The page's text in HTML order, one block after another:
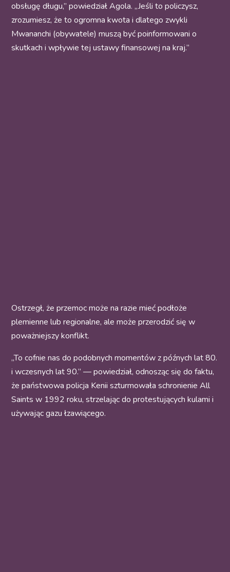
obsługę długu,” powiedział Agola. „Jeśli to policzysz,
zrozumiesz, że to ogromna kwota i dlatego zwykli
Mwananchi (obywatele) muszą być poinformowani o
skutkach i wpływie tej ustawy finansowej na kraj.”
Ostrzegł, że przemoc może na razie mieć podłoże
plemienne lub regionalne, ale może przerodzić się w
poważniejszy konflikt.
„To cofnie nas do podobnych momentów z późnych lat 80.
i wczesnych lat 90.” — powiedział, odnosząc się do faktu,
że państwowa policja Kenii szturmowała schronienie All
Saints w 1992 roku, strzelając do protestujących kulami i
używając gazu łzawiącego.